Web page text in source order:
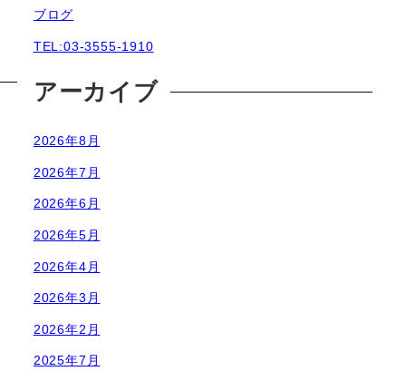
ブログ
TEL:03-3555-1910
アーカイブ
2026年8月
2026年7月
2026年6月
2026年5月
2026年4月
2026年3月
2026年2月
2025年7月